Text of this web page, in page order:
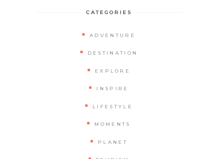
CATEGORIES
ADVENTURE
DESTINATION
EXPLORE
INSPIRE
LIFESTYLE
MOMENTS
PLANET